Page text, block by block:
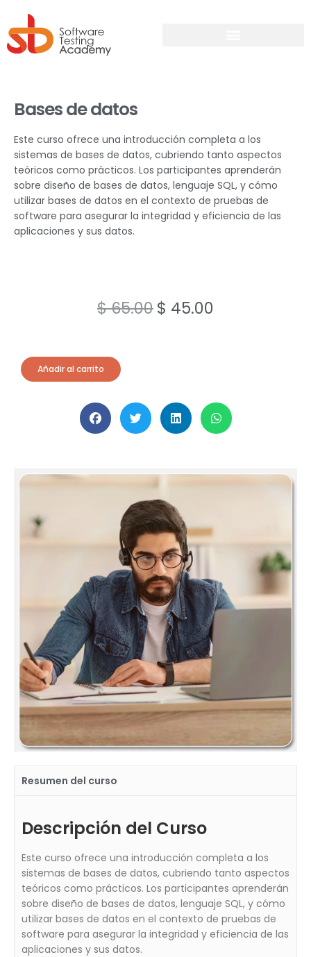
Resumen del curso
Descripción del Curso
Este curso ofrece una introducción completa a los
sistemas de bases de datos, cubriendo tanto aspectos
teóricos como prácticos. Los participantes aprenderán
sobre diseño de bases de datos, lenguaje SQL, y cómo
utilizar bases de datos en el contexto de pruebas de
software para asegurar la integridad y eficiencia de las
aplicaciones y sus datos.
Bases de datos
Este curso ofrece una introducción completa a los
sistemas de bases de datos, cubriendo tanto aspectos
teóricos como prácticos. Los participantes aprenderán
sobre diseño de bases de datos, lenguaje SQL, y cómo
utilizar bases de datos en el contexto de pruebas de
software para asegurar la integridad y eficiencia de las
aplicaciones y sus datos.
$65.00$ 45.00
Añadir al carrito